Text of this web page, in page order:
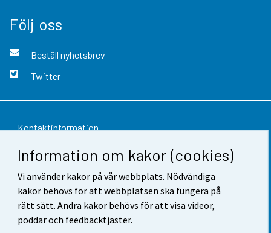
Information om kakor (cookies)
Vi använder kakor på vår webbplats. Nödvändiga
kakor behövs för att webbplatsen ska fungera på
rätt sätt. Andra kakor behövs för att visa videor,
poddar och feedbacktjäster.
Följ oss
Beställ nyhetsbrev
Twitter
Kontaktinformation
Respons
Användarvillkor
Dataskydd
Tillgänglighet